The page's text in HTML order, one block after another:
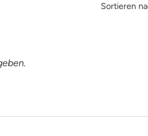
Sortieren